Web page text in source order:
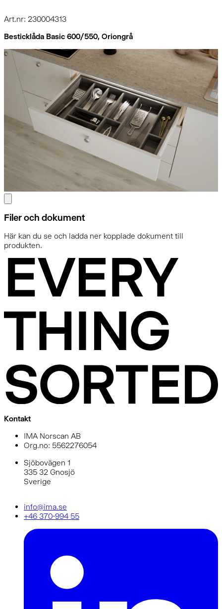
Art.nr: 230004313
Besticklåda Basic 600/550, Oriongrå
Filer och dokument
Här kan du se och ladda ner kopplade dokument till
produkten.
Kontakt
IMA Norscan AB
Org.no: 5562276054
Sjöbovägen 1
335 32 Gnosjö
Sverige
info@ima.se
+46 370-994 55